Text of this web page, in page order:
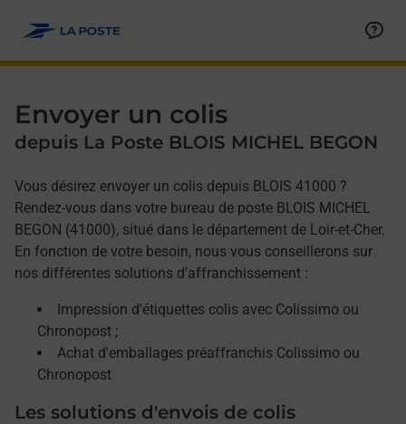
Envoyer un colis
depuis La Poste BLOIS MICHEL BEGON
Vous désirez envoyer un colis depuis BLOIS 41000 ?
Rendez-vous dans votre bureau de poste BLOIS MICHEL
BEGON (41000), situé dans le département de Loir-et-Cher.
En fonction de votre besoin, nous vous conseillerons sur
nos différentes solutions d'affranchissement :
Impression d'étiquettes colis avec Colissimo ou
Chronopost ;
Achat d'emballages préaffranchis Colissimo ou
Chronopost
Les solutions d'envois de colis